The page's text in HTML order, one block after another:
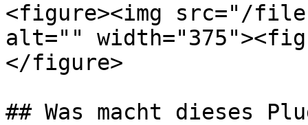
<figure><img src="/
alt=""
</figure>
## Was macht dieses